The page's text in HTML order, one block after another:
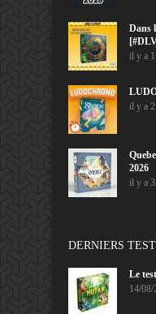
Dans
il y a
il y a
2026
il y a
DERNIERS
Le
14/08/